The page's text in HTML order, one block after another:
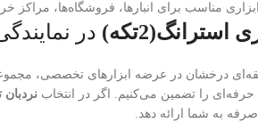
مناسب برای انبارها، فروشگاه‌ها، مراکز
در
درخشان در عرضه ابزارهای تخصصی،
را تضمین می‌کنیم. اگر در انتخاب نردبان تاشو 3متری
به شما ارائه دهد.